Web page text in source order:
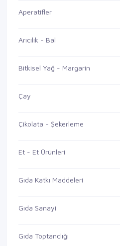
Aperatifler
Arıcılık - Bal
Bitkisel Yağ - Margarin
Çay
Çikolata - Şekerleme
Et - Et Ürünleri
Gıda Katkı Maddeleri
Gıda Sanayi
Gıda Toptanclığı